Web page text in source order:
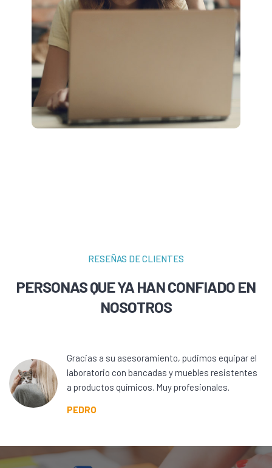
RESEÑAS DE CLIENTES
PERSONAS QUE YA HAN CONFIADO EN
NOSOTROS
Gracias a su asesoramiento, pudimos equipar el
laboratorio con bancadas y muebles resistentes
a productos químicos. Muy profesionales.
PEDRO